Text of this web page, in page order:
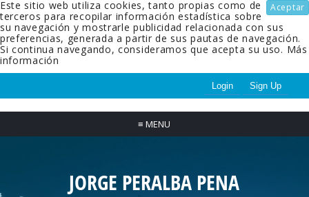
Aceptar
Este sitio web utiliza cookies, tanto propias como de
terceros para recopilar información estadística sobre
su navegación y mostrarle publicidad relacionada con sus
preferencias, generada a partir de sus pautas de navegación.
Si continua navegando, consideramos que acepta su uso. Más
información
Login Sign Up
≡ MENU
JORGE PERALBA PENA